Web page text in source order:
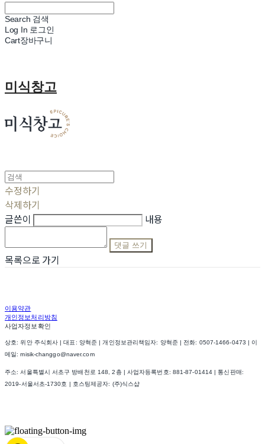
Search 검색
Log In 로그인
Cart장바구니
미식창고
수정하기
삭제하기
글쓴이
내용
댓글 쓰기
목록으로 가기
이용약관
개인정보처리방침
사업자정보확인
상호: 위안 주식회사 | 대표: 양혁준 | 개인정보관리책임자: 양혁준 | 전화: 0507-1466-0473 | 이
메일: misik-changgo@naver.com
주소: 서울특별시 서초구 방배천로 148, 2층 | 사업자등록번호: 881-87-01414 | 통신판매:
2019-서울서초-1730호
| 호스팅제공자: (주)식스샵